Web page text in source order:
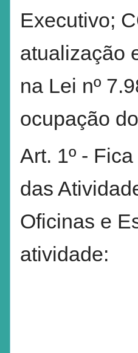
Executivo;
atualização
na Lei nº
ocupação
Art. 1º -
das
Oficinas e
atividade: